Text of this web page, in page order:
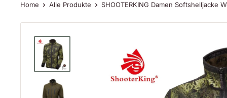
Home Alle Produkte SHOOTERKING Damen Softshelljacke